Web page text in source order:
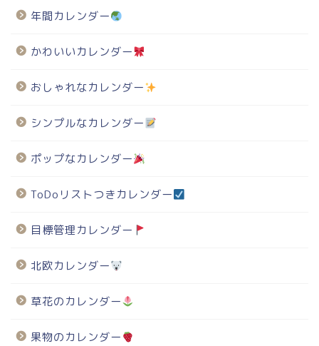
年間カレンダー
かわいいカレンダー
おしゃれなカレンダー
シンプルなカレンダー
ポップなカレンダー
ToDoリストつきカレンダー
目標管理カレンダー
北欧カレンダー
草花のカレンダー
果物のカレンダー